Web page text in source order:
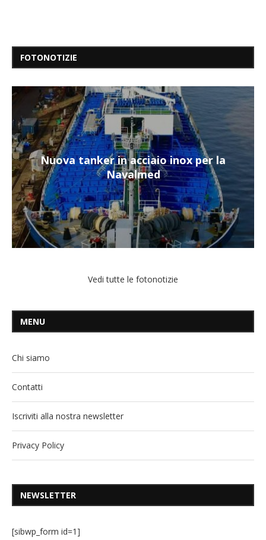
FOTONOTIZIE
Nuova tanker in acciaio inox per la
Navalmed
Vedi tutte le fotonotizie
MENU
Chi siamo
Contatti
Iscriviti alla nostra newsletter
Privacy Policy
NEWSLETTER
[sibwp_form id=1]